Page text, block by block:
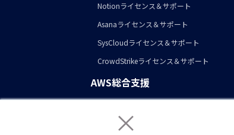
×
Notionライセンス＆サポート
Asanaライセンス＆サポート
SysCloudライセンス＆サポート
CrowdStrikeライセンス＆サポート
AWS総合支援
AWS導入コンサル・構築
AWS運用・保守代行